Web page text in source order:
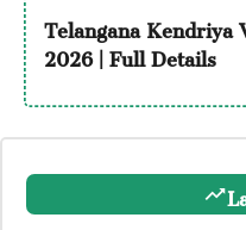
Telangana Kendriya
2026 | Full Details